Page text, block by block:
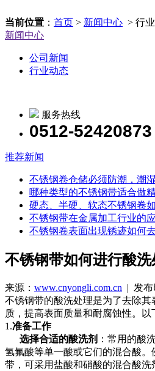
当前位置 ： 首页 > 新闻中心 > 行
新闻中心
公司新闻
行业动态
服务热线
0512-52420873
推荐新闻
不锈钢卷仓储必须防潮，潮
哪种类型的不锈钢带适合做
硬态、半硬、软态不锈钢卷
不锈钢带在金属加工行业的
不锈钢卷表面出现锈迹如何
不锈钢带如何进行酸洗
来源： www.cnyongli.com.cn | 发布
不锈钢带的酸洗处理是为了去除
质，提高表面质量和耐腐蚀性。以
1.准备工作
选择合适的酸洗剂 ：常用的酸
氢氟酸等单一酸或它们的混合酸
带，可采用盐酸和硝酸的混合酸